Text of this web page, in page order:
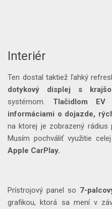
Interiér
Ten dostal taktiež ľahký
dotykový displej s
systémom. Tlačidlom EV
informáciami o dojazde,
na ktorej je zobrazený rádius
Musím pochváliť využitie
Apple CarPlay.
Prístrojový panel so 7-
grafikou, ktorá sa mení v